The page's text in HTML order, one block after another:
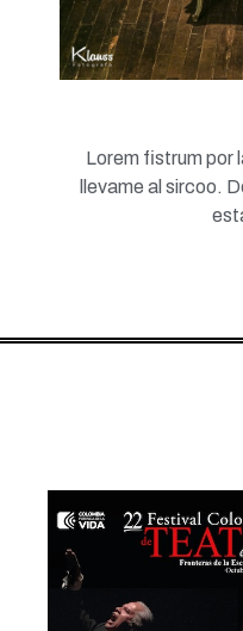
Lorem fistrum por
llevame al sircoo.